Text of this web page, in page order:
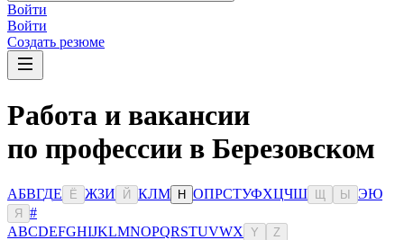
Войти
Войти
Создать резюме
Работа и вакансии
по профессии в Березовском
АБВГДЕ Ё ЖЗИ Й КЛМ Н ОПРСТУФХЦЧШ Ы ЭЮ
Я
#
ABCDEFGHIJKLMNOPQRSTUVWX Y Z